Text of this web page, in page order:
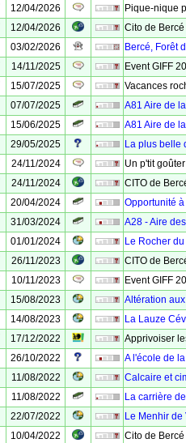
12/04/2026
Pique-nique
12/04/2026
Cito de
03/02/2026
Bercé, Forêt
14/11/2025
Event GIFF
15/07/2025
Vacances
07/07/2025
A81 Aire de
15/06/2025
A81 Aire de
29/05/2025
La plus belle
24/11/2024
Un p'tit
24/11/2024
CITO de
20/04/2024
Opportunité
31/03/2024
A28 - Aire
01/01/2024
Le Rocher
26/11/2023
CITO de
10/11/2023
Event GIFF
15/08/2023
Altération
14/08/2023
La Lauze
17/12/2022
Apprivoiser
26/10/2022
A l'école de
11/08/2022
Calcaire et
11/08/2022
La carrière
22/07/2022
Le Menhir de
10/04/2022
Cito de